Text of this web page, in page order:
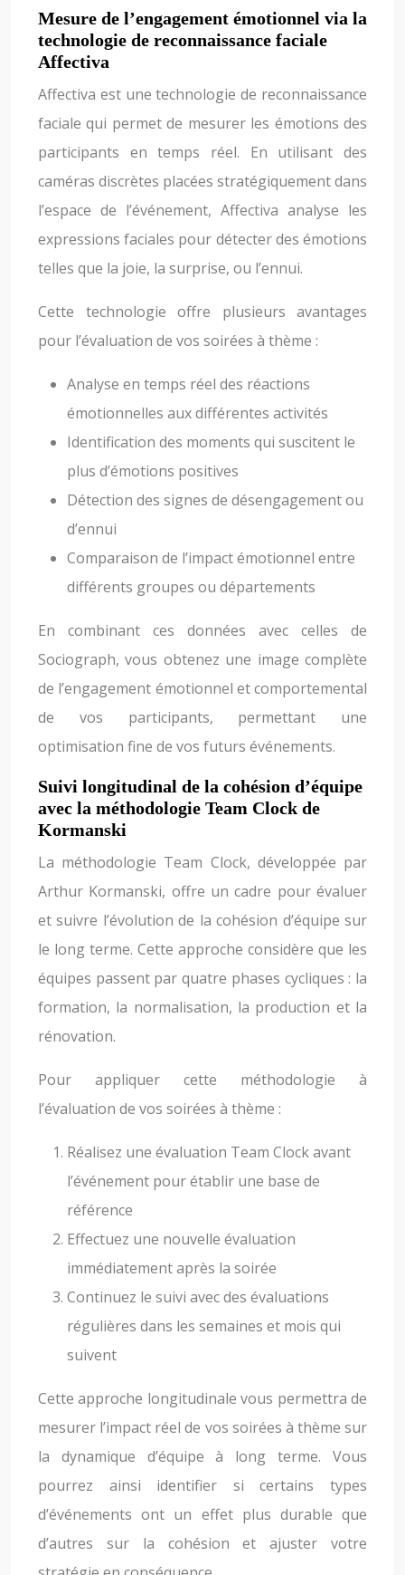
Mesure de l’engagement émotionnel via la
technologie de reconnaissance faciale
Affectiva
Affectiva est une technologie de reconnaissance
faciale qui permet de mesurer les émotions des
participants en temps réel. En utilisant des
caméras discrètes placées stratégiquement dans
l’espace de l’événement, Affectiva analyse les
expressions faciales pour détecter des émotions
telles que la joie, la surprise, ou l’ennui.
Cette technologie offre plusieurs avantages
pour l’évaluation de vos soirées à thème :
Analyse en temps réel des réactions
émotionnelles aux différentes activités
Identification des moments qui suscitent le
plus d’émotions positives
Détection des signes de désengagement ou
d’ennui
Comparaison de l’impact émotionnel entre
différents groupes ou départements
En combinant ces données avec celles de
Sociograph, vous obtenez une image complète
de l’engagement émotionnel et comportemental
de vos participants, permettant une
optimisation fine de vos futurs événements.
Suivi longitudinal de la cohésion d’équipe
avec la méthodologie Team Clock de
Kormanski
La méthodologie Team Clock, développée par
Arthur Kormanski, offre un cadre pour évaluer
et suivre l’évolution de la cohésion d’équipe sur
le long terme. Cette approche considère que les
équipes passent par quatre phases cycliques : la
formation, la normalisation, la production et la
rénovation.
Pour appliquer cette méthodologie à
l’évaluation de vos soirées à thème :
Réalisez une évaluation Team Clock avant
l’événement pour établir une base de
référence
Effectuez une nouvelle évaluation
immédiatement après la soirée
Continuez le suivi avec des évaluations
régulières dans les semaines et mois qui
suivent
Cette approche longitudinale vous permettra de
mesurer l’impact réel de vos soirées à thème sur
la dynamique d’équipe à long terme. Vous
pourrez ainsi identifier si certains types
d’événements ont un effet plus durable que
d’autres sur la cohésion et ajuster votre